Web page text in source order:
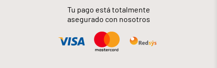
Tu pago está totalmente
asegurado con nosotros